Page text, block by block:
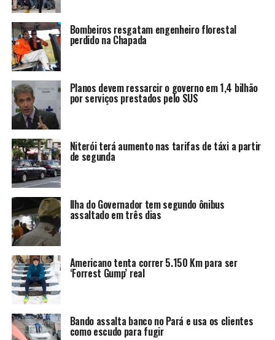
Bombeiros resgatam engenheiro florestal
perdido na Chapada
Planos devem ressarcir o governo em 1,4 bilhão
por serviços prestados pelo SUS
Niterói terá aumento nas tarifas de táxi a partir
de segunda
Ilha do Governador tem segundo ônibus
assaltado em três dias
Americano tenta correr 5.150 Km para ser
‘Forrest Gump’ real
Bando assalta banco no Pará e usa os clientes
como escudo para fugir